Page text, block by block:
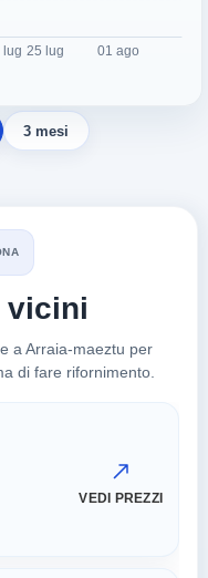
3 mesi
vicini
a Arraia-maeztu per
di fare rifornimento.
Maeztu
VEDI PREZZI